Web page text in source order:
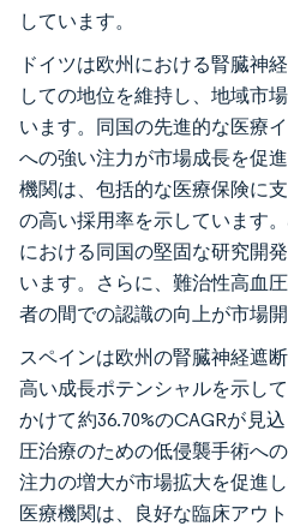
しています。
ドイツは欧州における腎臓神
しての地位を維持し、地域市
います。同国の先進的な医療
への強い注力が市場成長を促
機関は、包括的な医療保険に
の高い採用率を示しています
における同国の堅固な研究開
います。さらに、難治性高血
者の間での認識の向上が市場
スペインは欧州の腎臓神経遮
高い成長ポテンシャルを示し
かけて約36.70%のCAGRが見
圧治療のための低侵襲手術へ
注力の増大が市場拡大を促進
医療機関は、良好な臨床アウ